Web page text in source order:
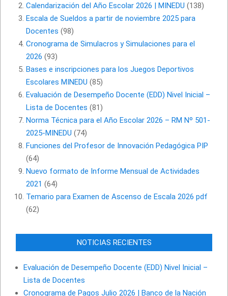
Calendarización del Año Escolar 2026 | MINEDU (138)
Escala de Sueldos a partir de noviembre 2025 para
Docentes (98)
Cronograma de Simulacros y Simulaciones para el
2026 (93)
Bases e inscripciones para los Juegos Deportivos
Escolares MINEDU (85)
Evaluación de Desempeño Docente (EDD) Nivel Inicial –
Lista de Docentes (81)
Norma Técnica para el Año Escolar 2026 – RM Nº 501-
2025-MINEDU (74)
Funciones del Profesor de Innovación Pedagógica PIP
(64)
Nuevo formato de Informe Mensual de Actividades
2021 (64)
Temario para Examen de Ascenso de Escala 2026 pdf
(62)
NOTICIAS RECIENTES
Evaluación de Desempeño Docente (EDD) Nivel Inicial –
Lista de Docentes
Cronograma de Pagos Julio 2026 | Banco de la Nación